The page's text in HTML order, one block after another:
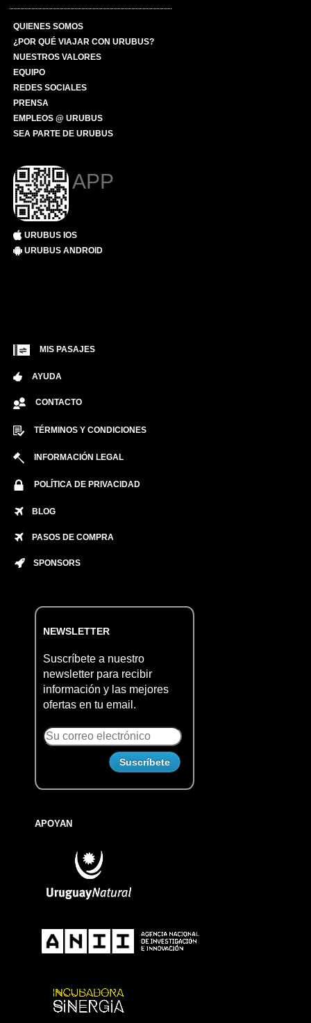
QUIENES SOMOS
¿POR QUÉ VIAJAR CON URUBUS?
NUESTROS VALORES
EQUIPO
REDES SOCIALES
PRENSA
EMPLEOS @ URUBUS
SEA PARTE DE URUBUS
APP
URUBUS IOS
URUBUS ANDROID
MIS PASAJES
AYUDA
CONTACTO
TÉRMINOS Y CONDICIONES
INFORMACIÓN LEGAL
POLÍTICA DE PRIVACIDAD
BLOG
PASOS DE COMPRA
SPONSORS
NEWSLETTER
Suscríbete a nuestro
newsletter para recibir
información y las mejores
ofertas en tu email.
APOYAN